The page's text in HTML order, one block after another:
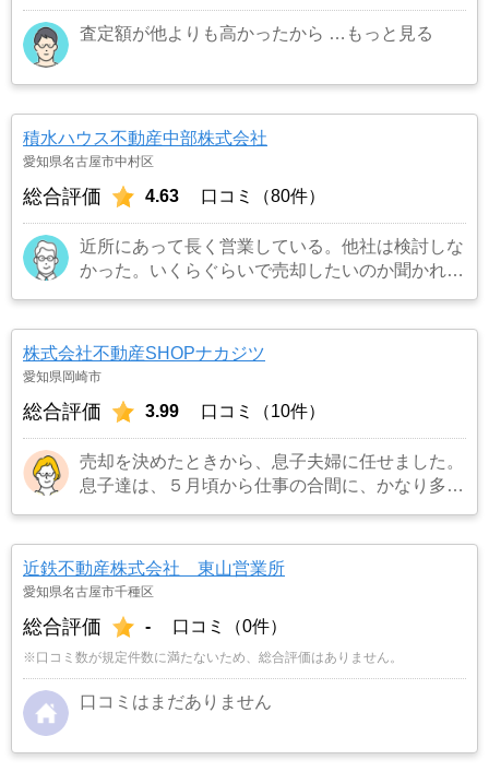
査定額が他よりも高かったから …もっと見る
積水ハウス不動産中部株式会社
愛知県名古屋市中村区
総合評価 4.63 口コミ（80件）
近所にあって長く営業している。他社は検討しな
かった。いくらぐらいで売却したいのか聞かれた
でその場で即決した。
株式会社不動産SHOPナカジツ
愛知県岡崎市
総合評価 3.99 口コミ（10件）
売却を決めたときから、息子夫婦に任せました。
息子達は、５月頃から仕事の合間に、かなり多く
も考えて、こちらの立場に立って考えてくれる
「ナカジツ」に決めました。
近鉄不動産株式会社 東山営業所
愛知県名古屋市千種区
総合評価 - 口コミ（0件）
※口コミ数が規定件数に満たないため、総合評価はありません。
口コミはまだありません